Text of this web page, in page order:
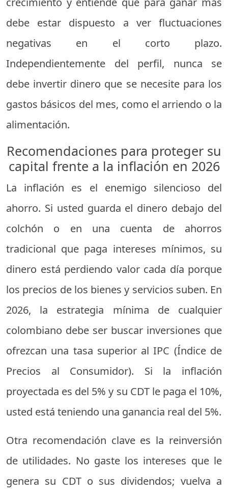
debe estar dispuesto a ver fluctuaciones
negativas en el corto plazo.
Independientemente del perfil, nunca se
debe invertir dinero que se necesite para los
gastos básicos del mes, como el arriendo o la
alimentación.
Recomendaciones para proteger su
capital frente a la inflación en 2026
La inflación es el enemigo silencioso del
ahorro. Si usted guarda el dinero debajo del
colchón o en una cuenta de ahorros
tradicional que paga intereses mínimos, su
dinero está perdiendo valor cada día porque
los precios de los bienes y servicios suben. En
2026, la estrategia mínima de cualquier
colombiano debe ser buscar inversiones que
ofrezcan una tasa superior al IPC (Índice de
Precios al Consumidor). Si la inflación
proyectada es del 5% y su CDT le paga el 10%,
usted está teniendo una ganancia real del 5%.
Otra recomendación clave es la reinversión
de utilidades. No gaste los intereses que le
genera su CDT o sus dividendos; vuelva a